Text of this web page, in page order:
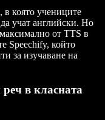
в която учениците
учат английски. Но
от TTS в
Speechify, който
за изучаване на
в класната